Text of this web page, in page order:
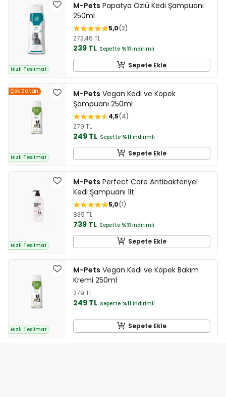
Hızlı Teslimat
M-Pets Papatya Özlü Kedi Şampuanı
250ml
5,0 2
273,46 TL
239 TL Sepette %11 indirimli
Sepete Ekle
Çok Satan
Hızlı Teslimat
M-Pets Vegan Kedi ve Köpek
Şampuanı 250ml
4,5 4
279 TL
249 TL Sepette %11 indirimli
Sepete Ekle
Hızlı Teslimat
M-Pets Perfect Care Antibakteriyel
Kedi Şampuanı 1lt
5,0 1
839 TL
739 TL Sepette %11 indirimli
Sepete Ekle
Hızlı Teslimat
M-Pets Vegan Kedi ve Köpek Bakım
Kremi 250ml
279 TL
249 TL Sepette %11 indirimli
Sepete Ekle